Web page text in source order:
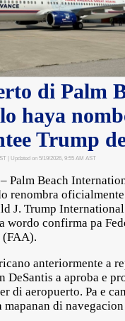
di Palm
haya
Trump
| Updated on 5/19/2026, 9:55 AM AST
Palm Beach
renombra
J. Trump
wordo confirma pa
anteriormente a
DeSantis a aproba e
di aeropuerto. Pa e
mapanan di